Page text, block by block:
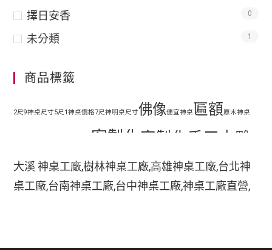
擇日安香 0
未分類 1
商品標籤
2尺9神桌尺寸5尺1神桌價格7尺神明桌尺寸佛像便宜神桌匾額原木神桌
客製化 客製化手工木雕
匾額客製化手工雕刻匾額客製化整修貼金彩
手工木
大溪 神桌工廠,樹林神桌工廠,高雄神桌工廠,台北神
桌工廠,台南神桌工廠,台中神桌工廠,神桌工廠直營,